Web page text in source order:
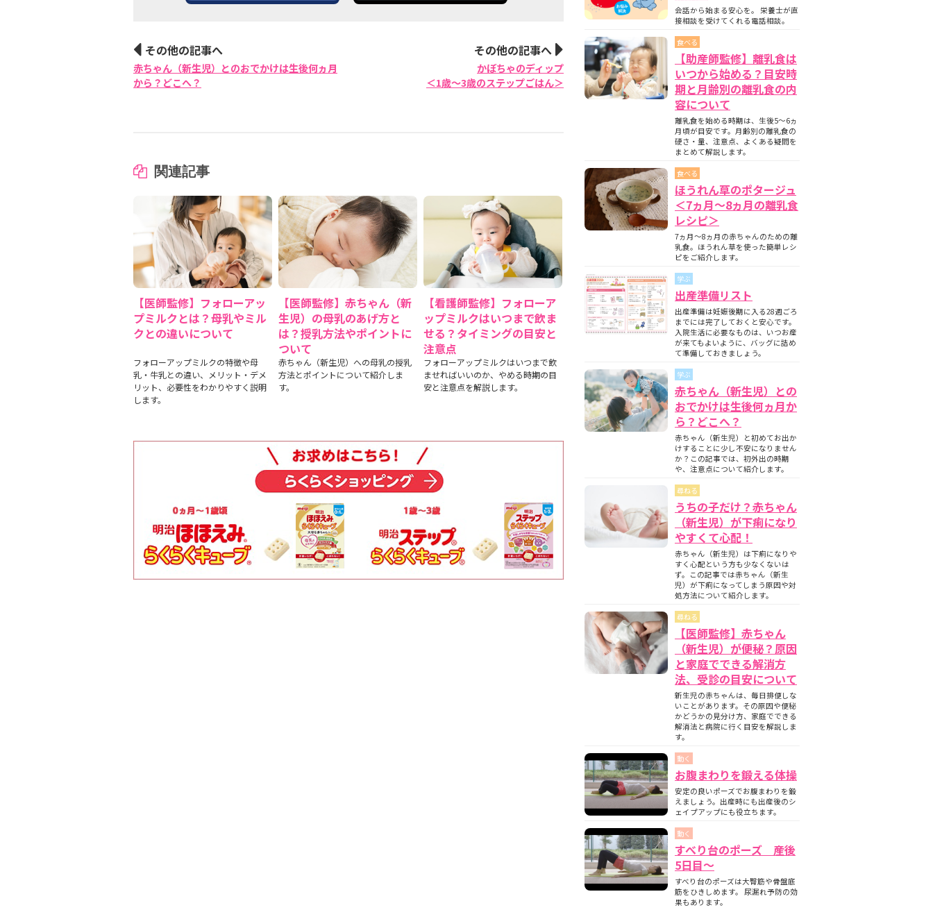
その他の記事へ
赤ちゃん（新生児）とのおでかけは生後何ヵ月
から？どこへ？
その他の記事へ
かぼちゃのディップ
＜1歳〜3歳のステップごはん＞
関連記事
【医師監修】フォローアッ
プミルクとは？母乳やミル
クとの違いについて
フォローアップミルクの特徴や母
乳・牛乳との違い、メリット・デメ
リット、必要性をわかりやすく説明
します。
【医師監修】赤ちゃん（新
生児）の母乳のあげ方と
は？授乳方法やポイントに
ついて
赤ちゃん（新生児）への母乳の授乳
方法とポイントについて紹介しま
す。
【看護師監修】フォローア
ップミルクはいつまで飲ま
せる？タイミングの目安と
注意点
フォローアップミルクはいつまで飲
ませればいいのか、やめる時期の目
安と注意点を解説します。
会話から始まる安心を。 栄養士が直
接相談を受けてくれる電話相談。
食べる
【助産師監修】離乳食は
いつから始める？目安時
期と月齢別の離乳食の内
容について
離乳食を始める時期は、生後5〜6ヵ
月頃が目安です。月齢別の離乳食の
硬さ・量、注意点、よくある疑問を
まとめて解説します。
食べる
ほうれん草のポタージュ
＜7ヵ月〜8ヵ月の離乳食
レシピ＞
7ヵ月～8ヵ月の赤ちゃんのための離
乳食。ほうれん草を使った簡単レシ
ピをご紹介します。
学ぶ
出産準備リスト
出産準備は妊娠後期に入る28週ごろ
までには完了しておくと安心です。
入院生活に必要なものは、いつお産
が来てもよいように、バッグに詰め
て準備しておきましょう。
学ぶ
赤ちゃん（新生児）との
おでかけは生後何ヵ月か
ら？どこへ？
赤ちゃん（新生児）と初めてお出か
けすることに少し不安になりません
か？この記事では、初外出の時期
や、注意点について紹介します。
尋ねる
うちの子だけ？赤ちゃん
（新生児）が下痢になり
やすくて心配！
赤ちゃん（新生児）は下痢になりや
すく心配という方も少なくないは
ず。この記事では赤ちゃん（新生
児）が下痢になってしまう原因や対
処方法について紹介します。
尋ねる
【医師監修】赤ちゃん
（新生児）が便秘？原因
と家庭でできる解消方
法、受診の目安について
新生児の赤ちゃんは、毎日排便しな
いことがあります。その原因や便秘
かどうかの見分け方、家庭でできる
解消法と病院に行く目安を解説しま
す。
動く
お腹まわりを鍛える体操
安定の良いポーズでお腹まわりを鍛
えましょう。出産時にも出産後のシ
ェイプアップにも役立ちます。
動く
すべり台のポーズ 産後
5日目〜
すべり台のポーズは大臀筋や骨盤底
筋をひきしめます。 尿漏れ予防の効
果もあります。